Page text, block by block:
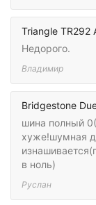
Triangle TR292
Недорого.
Владимир
Bridgestone
шина полный
хуже!шумная
в ноль)
Руслан